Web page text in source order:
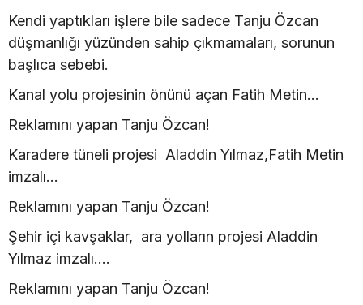
Kendi yaptıkları işlere bile sadece Tanju Özcan
düşmanlığı yüzünden sahip çıkmamaları, sorunun
başlıca sebebi.
Kanal yolu projesinin önünü açan Fatih Metin...
Reklamını yapan Tanju Özcan!
Karadere tüneli projesi Aladdin Yılmaz,Fatih Metin
imzalı...
Reklamını yapan Tanju Özcan!
Şehir içi kavşaklar, ara yolların projesi Aladdin
Yılmaz imzalı....
Reklamını yapan Tanju Özcan!